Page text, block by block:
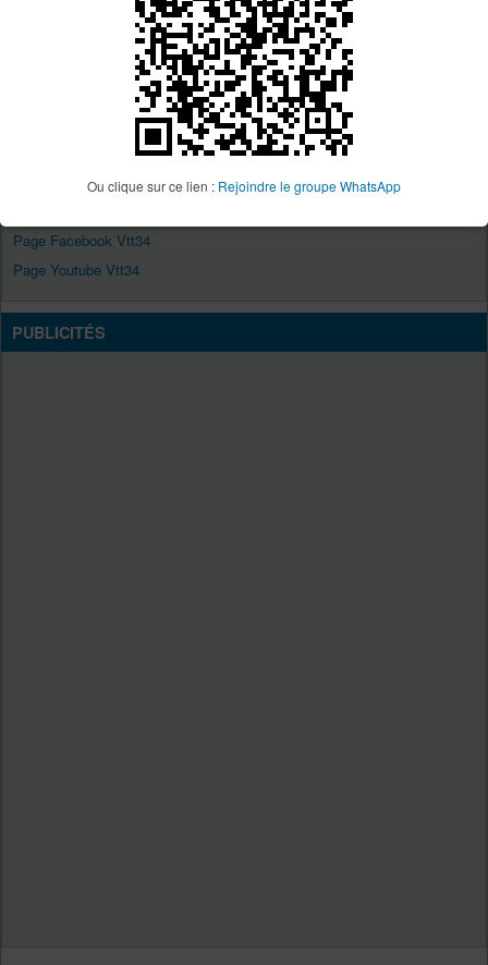
Ou clique sur ce lien : Rejoindre le groupe WhatsApp
QUI EST EN LIGNE ?
Utilisateur(s) parcourant ce forum : Aucun utilisateur inscrit et 1 invité
Page Facebook Vtt34
Page Youtube Vtt34
PUBLICITÉS